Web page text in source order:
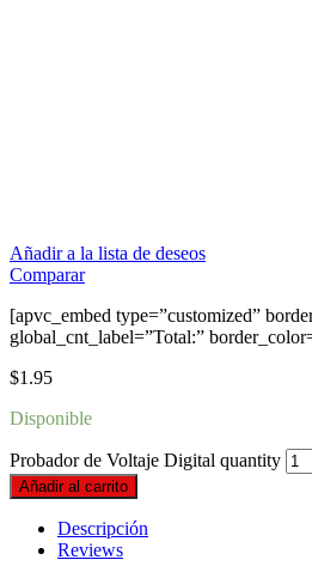
Añadir a la lista de deseos
Comparar
[apvc_embed type=”customized”
global_cnt_label=”Total:”
$1.95
Disponible
Probador de Voltaje Digital quantity
Añadir al carrito
Descripción
Reviews